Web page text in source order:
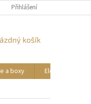
OBCHODNÍ PODMÍNKY
Přihlášení
košík
a boxy
Elektrické